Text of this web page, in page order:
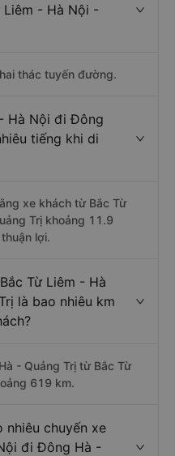
- Hà Nội -
thác tuyến đường.
Hà Nội đi Đông
tiếng khi di
xe khách từ Bắc Từ
Trị khoảng 11.9
lợi.
Từ Liêm - Hà
là bao nhiêu km
- Quảng Trị từ Bắc Từ
619 km.
nhiêu chuyến xe
đi Đông Hà -